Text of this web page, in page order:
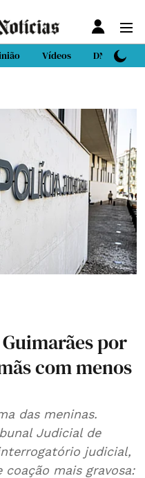
Vídeos DN Sport
por
com menos
das meninas.
Judicial de
judicial,
mais gravosa: